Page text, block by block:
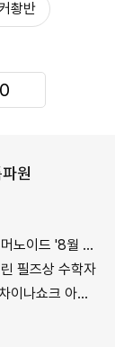
촹반
0
원
'8월 대공세'
필즈상 수학자
크 아닌 기회"